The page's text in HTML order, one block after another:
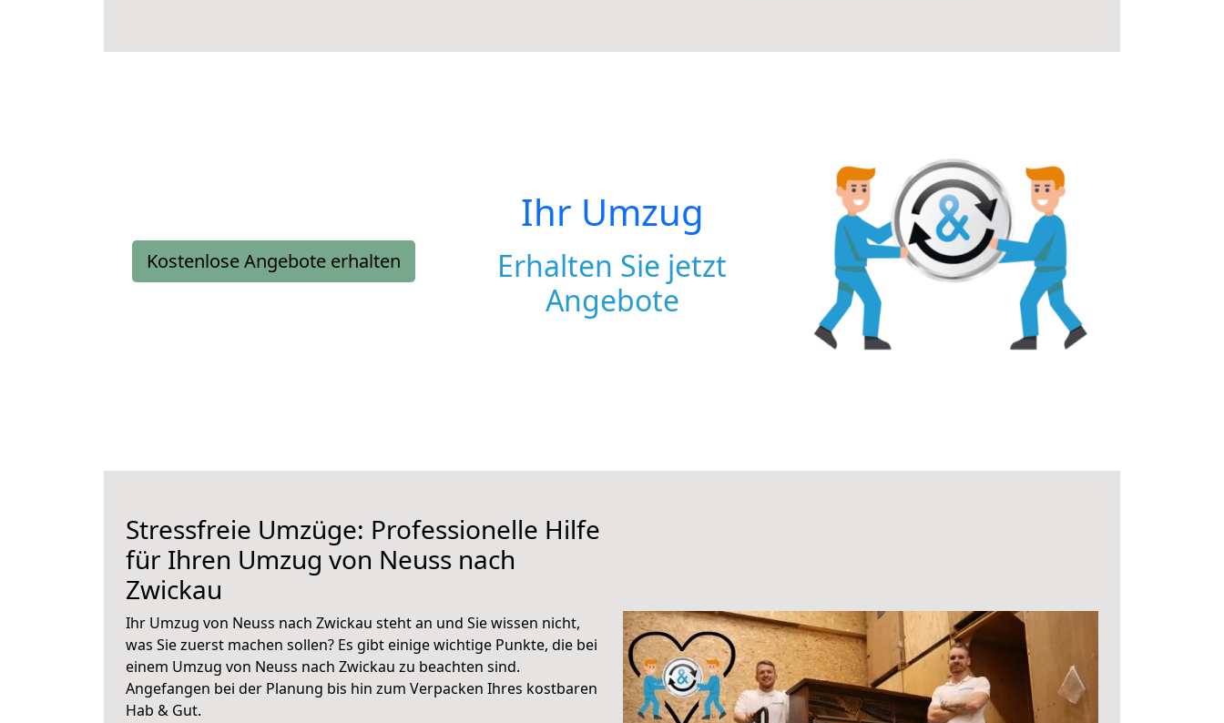
Kostenlose Angebote erhalten
Ihr Umzug
Erhalten Sie jetzt
Angebote
Stressfreie Umzüge: Professionelle Hilfe
für Ihren Umzug von Neuss nach
Zwickau
Ihr Umzug von Neuss nach Zwickau steht an und Sie wissen nicht,
was Sie zuerst machen sollen? Es gibt einige wichtige Punkte, die bei
einem Umzug von Neuss nach Zwickau zu beachten sind.
Angefangen bei der Planung bis hin zum Verpacken Ihres kostbaren
Hab & Gut.